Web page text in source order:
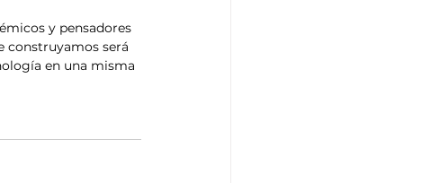
construyamos será
en una misma